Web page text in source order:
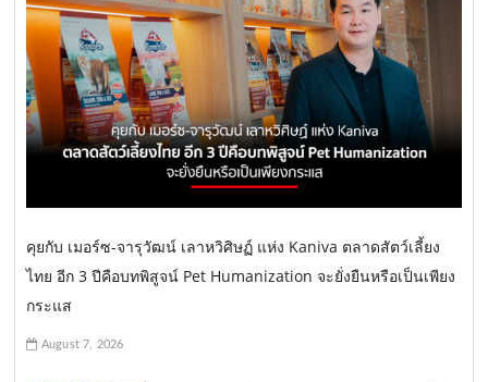
คุยกับ เมอร์ซ-จารุวัฒน์ เลาหวิศิษฏ์ แห่ง Kaniva ตลาดสัตว์เลี้ยง
ไทย อีก 3 ปีคือบทพิสูจน์ Pet Humanization จะยั่งยืนหรือเป็นเพียง
กระแส
August 7, 2026